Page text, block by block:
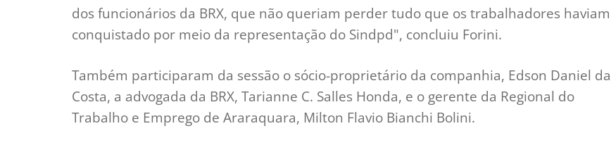
dos funcionários da BRX, que não queriam perder tudo que os trabalhadores haviam
conquistado por meio da representação do Sindpd", concluiu Forini.
Também participaram da sessão o sócio-proprietário da companhia, Edson Daniel da
Costa, a advogada da BRX, Tarianne C. Salles Honda, e o gerente da Regional do
Trabalho e Emprego de Araraquara, Milton Flavio Bianchi Bolini.